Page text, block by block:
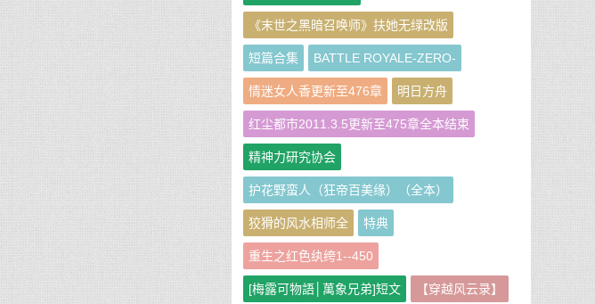
《末世之黑暗召唤师》扶她无绿改版
短篇合集 BATTLE ROYALE-ZERO-
情迷女人香更新至476章 明日方舟
红尘都市2011.3.5更新至475章全本结束
精神力研究协会
护花野蛮人（狂帝百美缘）（全本）
狡猾的风水相师全 特典
重生之红色纨绔1--450
[梅露可物語│萬象兄弟]短文 【穿越风云录】